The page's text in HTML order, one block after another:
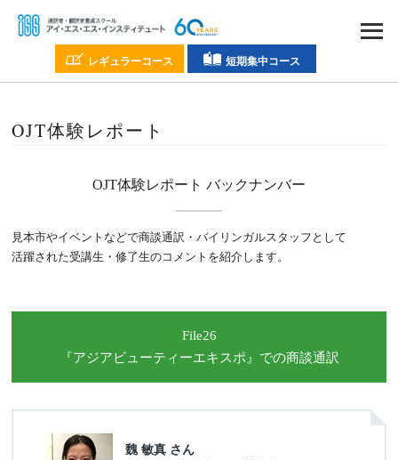
レギュラーコース 短期集中コース
OJT体験レポート
OJT体験レポート バックナンバー
見本市やイベントなどで商談通訳・バイリンガルスタッフとして
活躍された受講生・修了生のコメントを紹介します。
File26
『アジアビューティーエキスポ』 での商談通訳
魏 敏真 さん